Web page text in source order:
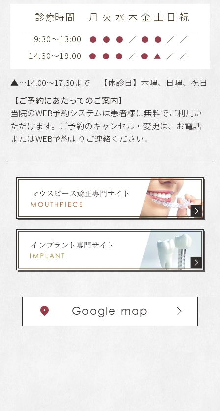
診療時間 月 火 水 木 金 土 日 祝
9:30～13:00 ● ● ● ／ ● ● ／ ／
14:30～19:00 ● ● ● ／ ● ▲ ／ ／
▲…14:00～17:30まで 【休診日】木曜、日曜、祝日
【ご予約にあたってのご案内】
当院のWEB予約システムは患者様に無料でご利用い
ただけます。ご予約のキャンセル・変更は、お電話
またはWEB予約よりご連絡ください。
Google map